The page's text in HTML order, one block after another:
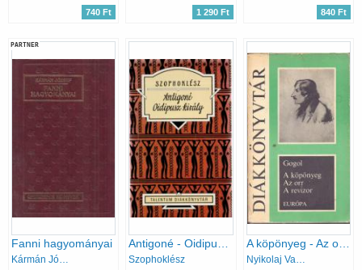
740 Ft 1 290 Ft 840 Ft
PARTNER
Fanni hagyományai
Kármán József Szophoklész
A köpönyeg - Az orr - A revizor
Nyikolaj Vasziljevics Gogol